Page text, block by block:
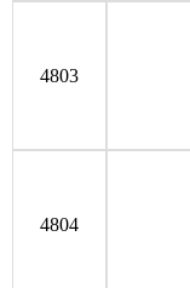
4803
4804